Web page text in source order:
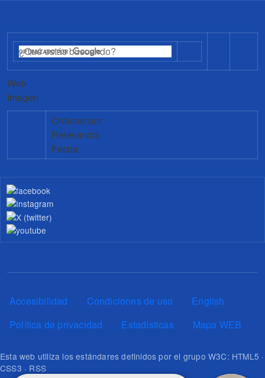
Web
Imagen
Ordenar por
Relevancia
Fecha
Pie de página
Accesibilidad Condiciones de uso
English
Política de privacidad
Estadísticas Mapa WEB
Esta web utiliza los estándares definidos por el grupo W3C: HTML5 ·
CSS3 · RSS